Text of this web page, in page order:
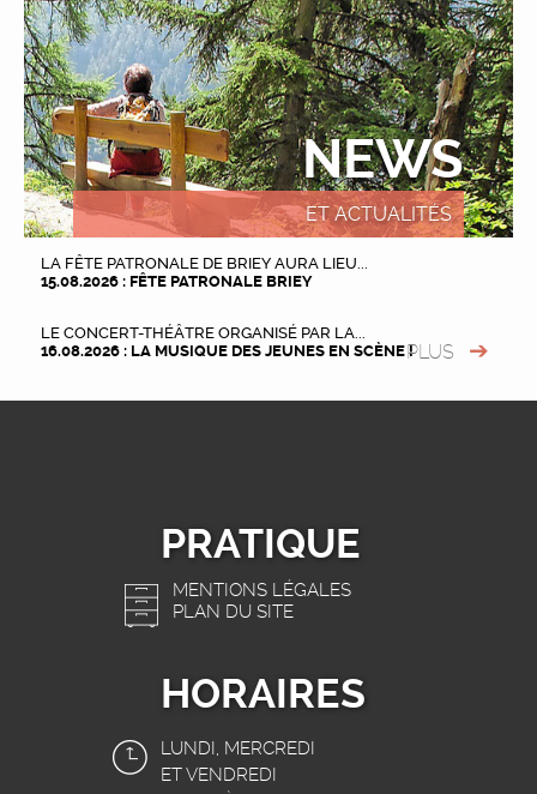
NEWS
ET ACTUALITÉS
LA FÊTE PATRONALE DE BRIEY AURA LIEU...
15.08.2026 : FÊTE PATRONALE BRIEY
LE CONCERT-THÉÂTRE ORGANISÉ PAR LA...
16.08.2026 : LA MUSIQUE DES JEUNES EN SCÈNE !PLUS
PRATIQUE
MENTIONS LÉGALES
PLAN DU SITE
HORAIRES
LUNDI, MERCREDI
ET VENDREDI